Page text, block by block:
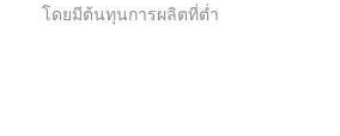
โดยมีต้นทุนการผลิตที่ต่ำ